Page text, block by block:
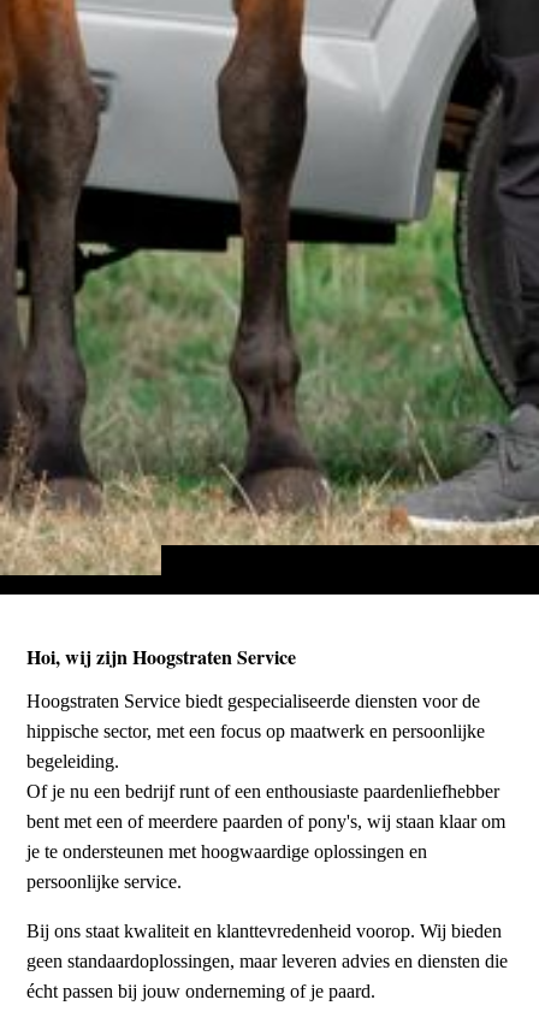
Hoi, wij zijn Hoogstraten Service
Hoogstraten Service biedt gespecialiseerde diensten voor de
hippische sector, met een focus op maatwerk en persoonlijke
begeleiding.
Of je nu een bedrijf runt of een enthousiaste paardenliefhebber
bent met een of meerdere paarden of pony's, wij staan klaar om
je te ondersteunen met hoogwaardige oplossingen en
persoonlijke service.
Bij ons staat kwaliteit en klanttevredenheid voorop. Wij bieden
geen standaardoplossingen, maar leveren advies en diensten die
écht passen bij jouw onderneming of je paard.